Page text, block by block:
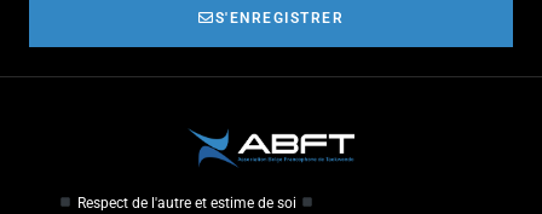
S'ENREGISTRER
Respect de l'autre et estime de soi